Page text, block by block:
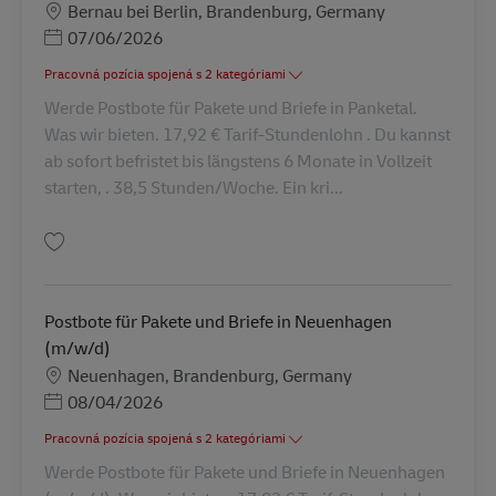
MiestoBernau bei Berlin, Brandenburg, Germany
Posted Date
07/06/2026
Pracovná pozícia spojená s 2 kategóriami
Werde Postbote für Pakete und Briefe in Panketal.
Was wir bieten. 17,92 € Tarif-Stundenlohn . Du kannst
ab sofort befristet bis längstens 6 Monate in Vollzeit
starten, . 38,5 Stunden/Woche. Ein kri...
Postbote für Pakete und Briefe in Neuenhagen
(m/w/d)
MiestoNeuenhagen, Brandenburg, Germany
Posted Date
08/04/2026
Pracovná pozícia spojená s 2 kategóriami
Werde Postbote für Pakete und Briefe in Neuenhagen